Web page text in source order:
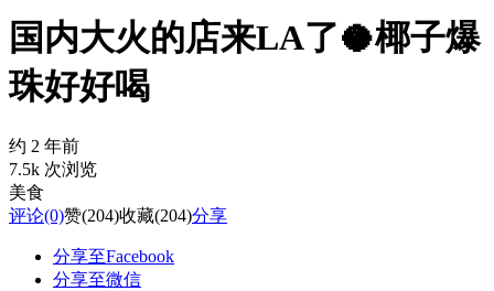
国内大火的店来LA了🥥椰子爆
珠好好喝
约 2 年前
7.5k 次浏览
美食
评论(0)赞(204)收藏(204)分享
分享至Facebook
分享至微信